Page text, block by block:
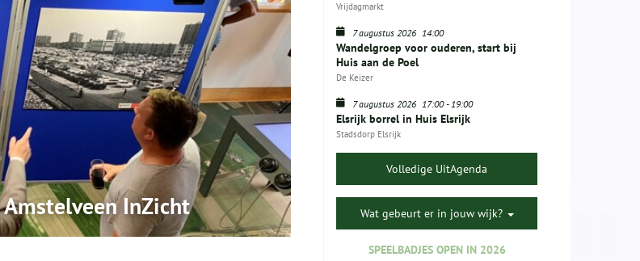
InZicht
Vrijdagmarkt
7 augustus 2026 14:00
Wandelgroep voor ouderen, start bij
Huis aan de Poel
De Keizer
7 augustus 2026 17:00-19:00
Elsrijk borrel in Huis Elsrijk
Stadsdorp Elsrijk
Volledige UitAgenda
Wat gebeurt er in jouw wijk?
SPEELBADJES OPEN IN 2026